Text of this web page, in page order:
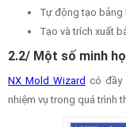
Tự động tạo bảng
Tạo và trích xuất
2.2/ Một số minh
NX Mold Wizard có đầy
nhiệm vụ trong quá trình